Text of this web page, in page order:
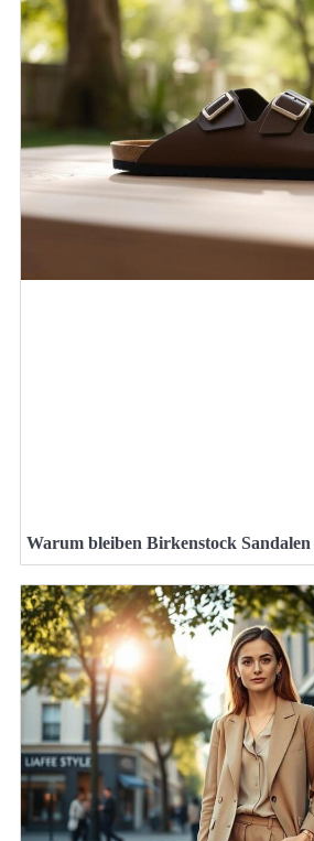
Warum bleiben Birkenstock Sandalen